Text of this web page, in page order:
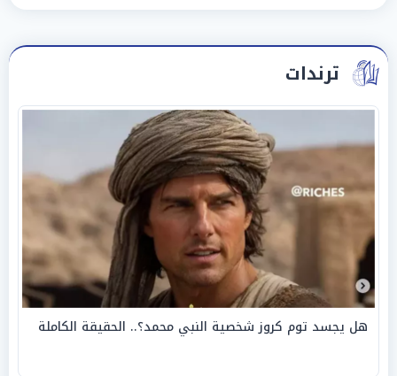
ترندات
هل يجسد توم كروز شخصية النبي محمد؟.. الحقيقة الكاملة